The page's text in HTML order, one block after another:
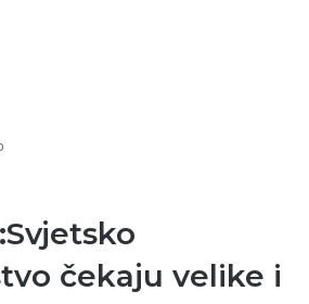
čekaju velike i